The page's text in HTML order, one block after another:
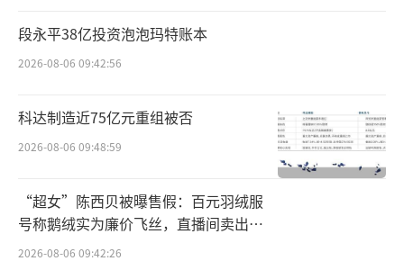
如今随着Figma新的融资消息传来，其最
狂热回归冷静。
毕竟，200亿美元的收购价在当时被认
为“过于乐观”，且恰逢疫情特殊时期。另一
面许是看到了Figma在AI领域的进展不如预
期，一些新功能的推出，如生成式AI设计工
段永平38亿投资泡泡玛特账本
2026-08-06 09:42:56
科达制造近75亿元重组被否
2026-08-06 09:48:59
“超女”陈西贝被曝售假：百元羽绒服
号称鹅绒实为廉价飞丝，直播间卖出超
百万元
2026-08-06 09:42:26